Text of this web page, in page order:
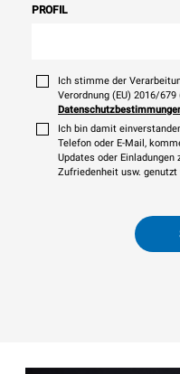
PROFIL
Ich stimme der
Verordnung (EU) 2016/679
Ich bin damit
Telefon oder E-Mail,
Updates oder Einladungen
Zufriedenheit usw. genutzt